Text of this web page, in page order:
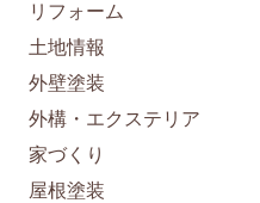
リフォーム
土地情報
外壁塗装
外構・エクステリア
家づくり
屋根塗装